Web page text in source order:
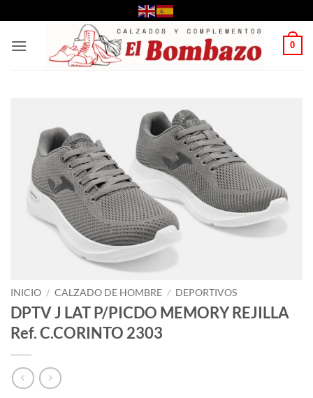
al
contenido
0
INICIO / CALZADO DE HOMBRE / DEPORTIVOS
DPTV J LAT P/PICDO MEMORY REJILLA
Ref. C.CORINTO 2303